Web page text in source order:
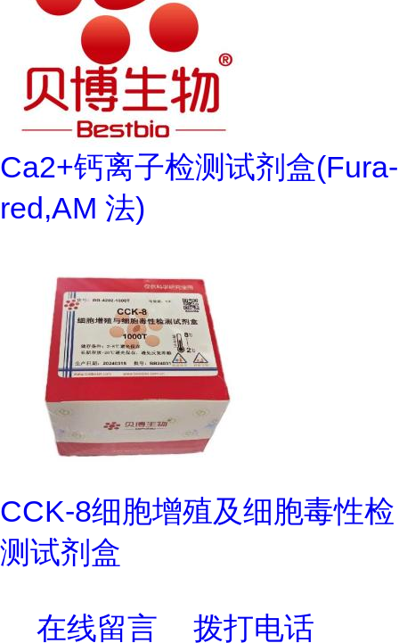
Ca2+钙离子检测试剂盒(Fura-
red,AM 法)
CCK-8细胞增殖及细胞毒性检
测试剂盒
在线留言 拨打电话